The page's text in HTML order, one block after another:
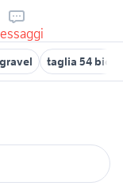
taglia 54 bici